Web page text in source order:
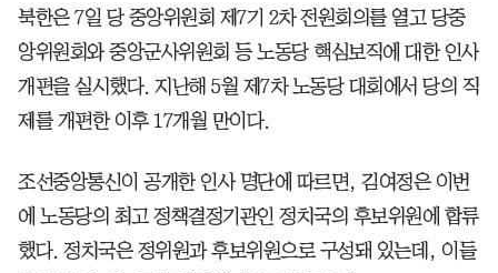
북한은 7일 당 중앙위원회 제7기 2차 전원회의를 열고 당중
앙위원회와 중앙군사위원회 등 노동당 핵심보직에 대한 인사
개편을 실시했다. 지난해 5월 제7차 노동당 대회에서 당의 직
제를 개편한 이후 17개월 만이다.
조선중앙통신이 공개한 인사 명단에 따르면, 김여정은 이번
에 노동당의 최고 정책결정기관인 정치국의 후보위원에 합류
했다. 정치국은 정위원과 후보위원으로 구성돼 있는데, 이들